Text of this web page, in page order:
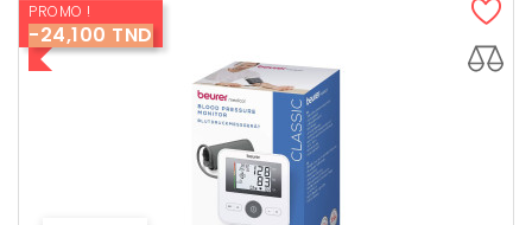
PROMO !
-24,100 TND